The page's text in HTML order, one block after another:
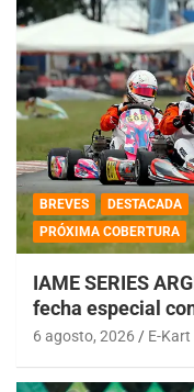
BREVES DESTACADA
PRÓXIMA COBERTURA
IAME SERIES
fecha especial
6 agosto, 2026 E-Kart